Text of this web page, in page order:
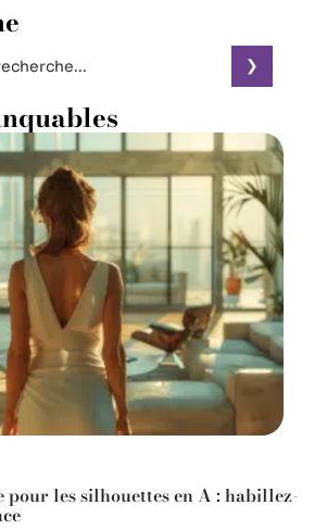
pour les silhouettes en A : habillez-